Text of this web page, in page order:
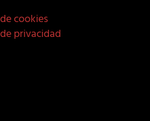
cookies
privacidad